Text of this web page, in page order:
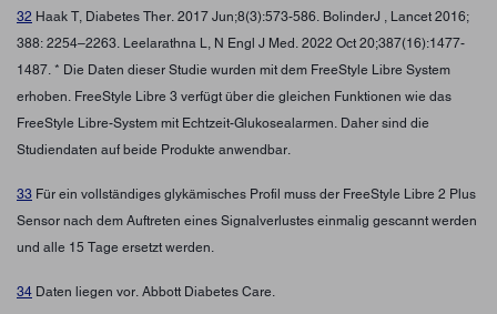
32 Haak T, Diabetes Ther. 2017 Jun;8(3):573-586. BolinderJ , Lancet 2016;
388: 2254–2263. Leelarathna L, N Engl J Med. 2022 Oct 20;387(16):1477-
1487. * Die Daten dieser Studie wurden mit dem FreeStyle Libre System
erhoben. FreeStyle Libre 3 verfügt über die gleichen Funktionen wie das
FreeStyle Libre-System mit Echtzeit-Glukosealarmen. Daher sind die
Studiendaten auf beide Produkte anwendbar.
33 Für ein vollständiges glykämisches Profil muss der FreeStyle Libre 2 Plus
Sensor nach dem Auftreten eines Signalverlustes einmalig gescannt werden
und alle 15 Tage ersetzt werden.
34 Daten liegen vor. Abbott Diabetes Care.